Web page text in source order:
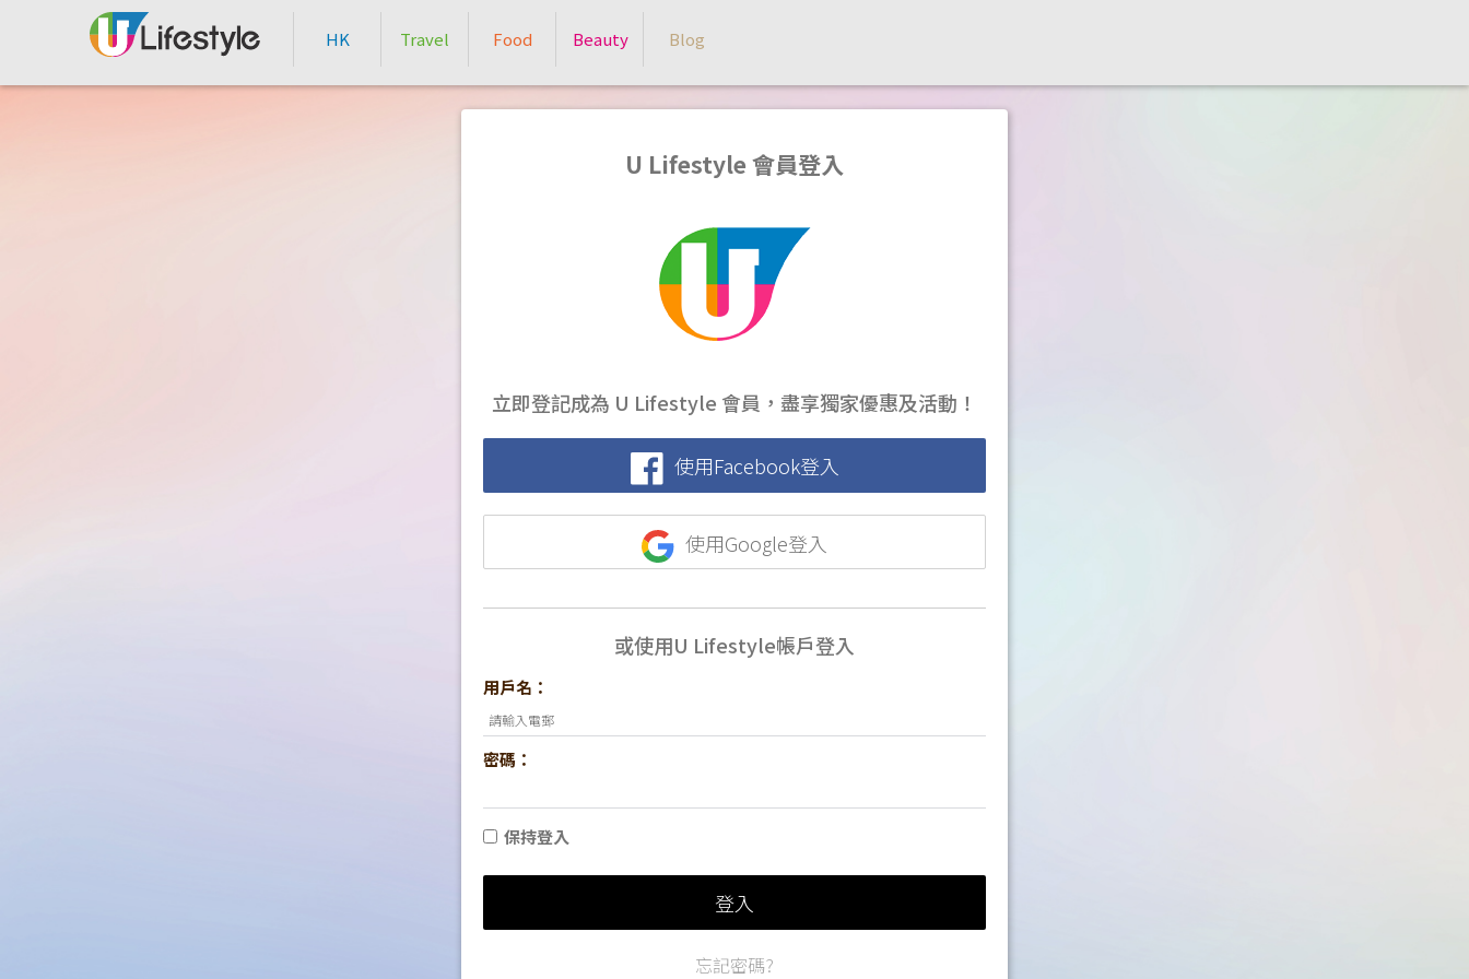
HK Travel Food Beauty Blog
U Lifestyle 會員登入
立即登記成為 U Lifestyle 會員，盡享獨家優惠及活動！
使用Facebook登入
使用Google登入
或使用U Lifestyle帳戶登入
用戶名：
密碼：
保持登入
登入
忘記密碼?